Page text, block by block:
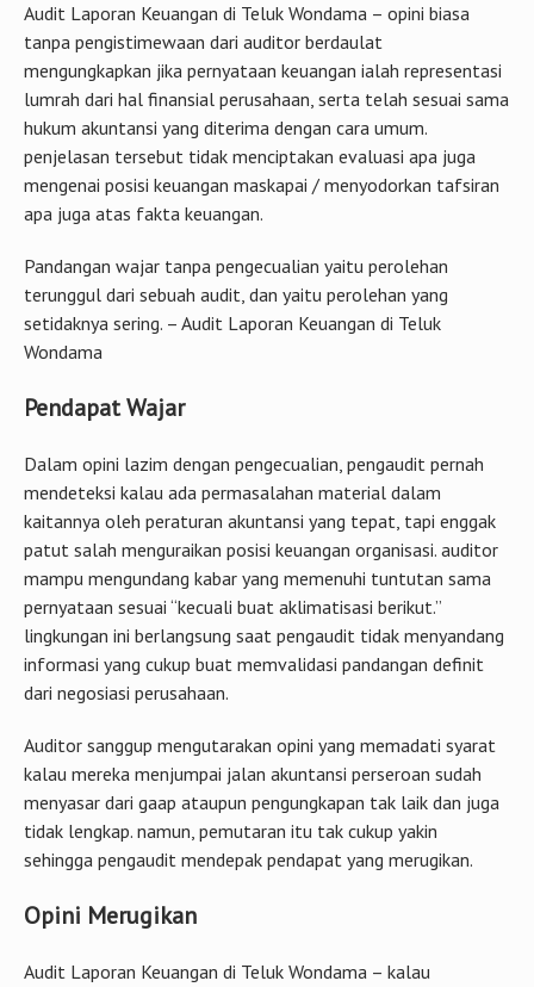
Audit Laporan Keuangan di Teluk Wondama – opini biasa
tanpa pengistimewaan dari auditor berdaulat
mengungkapkan jika pernyataan keuangan ialah representasi
lumrah dari hal finansial perusahaan, serta telah sesuai sama
hukum akuntansi yang diterima dengan cara umum.
penjelasan tersebut tidak menciptakan evaluasi apa juga
mengenai posisi keuangan maskapai / menyodorkan tafsiran
apa juga atas fakta keuangan.
Pandangan wajar tanpa pengecualian yaitu perolehan
terunggul dari sebuah audit, dan yaitu perolehan yang
setidaknya sering. – Audit Laporan Keuangan di Teluk
Wondama
Pendapat Wajar
Dalam opini lazim dengan pengecualian, pengaudit pernah
mendeteksi kalau ada permasalahan material dalam
kaitannya oleh peraturan akuntansi yang tepat, tapi enggak
patut salah menguraikan posisi keuangan organisasi. auditor
mampu mengundang kabar yang memenuhi tuntutan sama
pernyataan sesuai “kecuali buat aklimatisasi berikut.”
lingkungan ini berlangsung saat pengaudit tidak menyandang
informasi yang cukup buat memvalidasi pandangan definit
dari negosiasi perusahaan.
Auditor sanggup mengutarakan opini yang memadati syarat
kalau mereka menjumpai jalan akuntansi perseroan sudah
menyasar dari gaap ataupun pengungkapan tak laik dan juga
tidak lengkap. namun, pemutaran itu tak cukup yakin
sehingga pengaudit mendepak pendapat yang merugikan.
Opini Merugikan
Audit Laporan Keuangan di Teluk Wondama – kalau